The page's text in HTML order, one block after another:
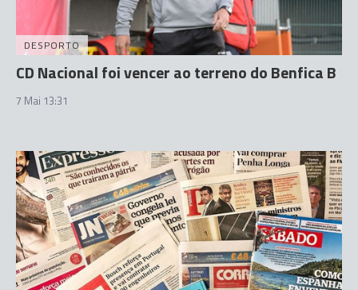
DESPORTO
CD Nacional foi vencer ao terreno do Benfica B
7 Mai 13:31